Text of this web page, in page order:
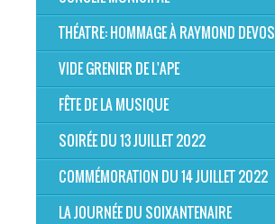
THÉATRE: HOMMAGE À RAYMOND DEVOS
VIDE GRENIER DE L'APE
FÊTE DE LA MUSIQUE
SOIRÉE DU 13 JUILLET 2022
COMMÉMORATION DU 14 JUILLET 2022
LA JOURNÉE DU SOIXANTENAIRE